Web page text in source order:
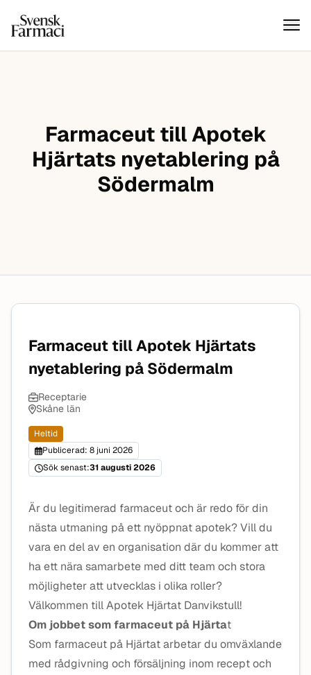
Hoppa till innehåll
Svensk farmaci
Farmaceut till Apotek
Hjärtats nyetablering på
Södermalm
Farmaceut till Apotek Hjärtats
nyetablering på Södermalm
Receptarie
Skåne län
Heltid
Publicerad: 8 juni 2026
Sök senast:31 augusti 2026
Är du legitimerad farmaceut och är redo för din
nästa utmaning på ett nyöppnat apotek? Vill du
vara en del av en organisation där du kommer att
ha ett nära samarbete med ditt team och stora
möjligheter att utvecklas i olika roller?
Välkommen till Apotek Hjärtat Danvikstull!
Om jobbet som farmaceut på Hjärtat
Som farmaceut på Hjärtat arbetar du omväxlande
med rådgivning och försäljning inom recept och